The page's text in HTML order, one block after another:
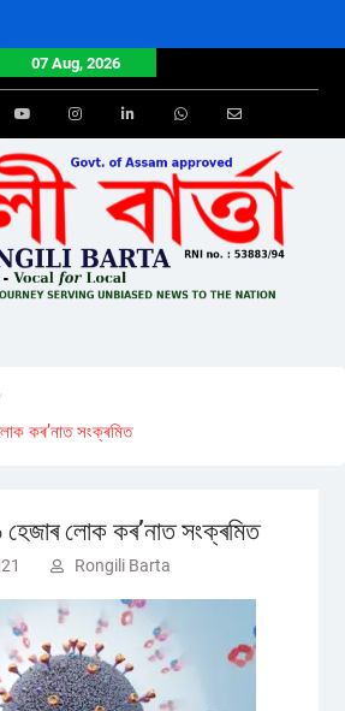
07 Aug, 2026
Youtube Email
কৰ’নাত সংক্ৰমিত
লোক কৰ’নাত সংক্ৰমিত
Rongili Barta